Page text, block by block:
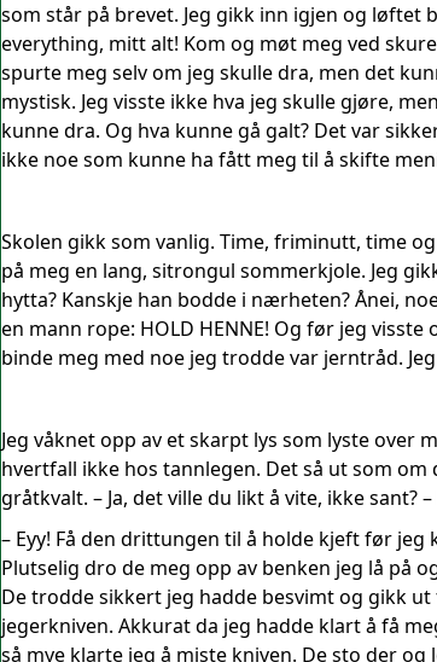
som står på brevet. Jeg gikk inn igjen og løftet
everything, mitt alt! Kom og møt meg ved
spurte meg selv om jeg skulle dra, men det
mystisk. Jeg visste ikke hva jeg skulle gjøre,
kunne dra. Og hva kunne gå galt? Det var
ikke noe som kunne ha fått meg til å skifte
Skolen gikk som vanlig. Time, friminutt, time
på meg en lang, sitrongul sommerkjole. Jeg
hytta? Kanskje han bodde i nærheten? Ånei,
en mann rope: HOLD HENNE! Og før jeg
binde meg med noe jeg trodde var jerntråd.
Jeg våknet opp av et skarpt lys som lyste over
hvertfall ikke hos tannlegen. Det så ut som
gråtkvalt. – Ja, det ville du likt å vite, ikke sant?
– Eyy! Få den drittungen til å holde kjeft før
Plutselig dro de meg opp av benken jeg lå på
De trodde sikkert jeg hadde besvimt og gikk
jegerkniven. Akkurat da jeg hadde klart å få
så mye klarte jeg å miste kniven. De sto der